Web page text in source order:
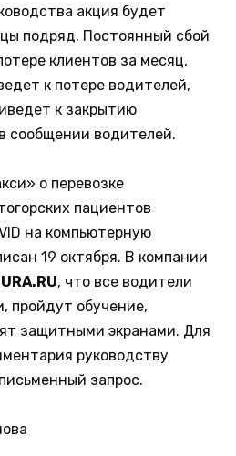
акция будет
подряд. Постоянный сбой
клиентов за месяц,
к потере водителей,
к закрытию
сообщении водителей.
о перевозке
пациентов
на компьютерную
19 октября. В компании
, что все водители
пройдут обучение,
защитными экранами. Для
руководству
запрос.